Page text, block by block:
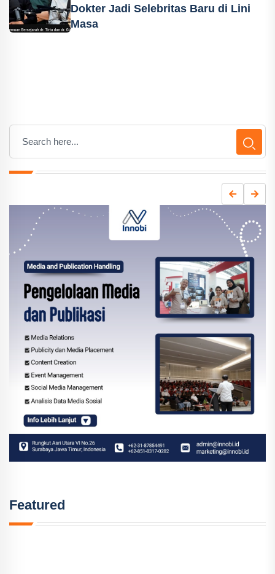
Dokter Jadi Selebritas Baru di Lini
Masa
Featured